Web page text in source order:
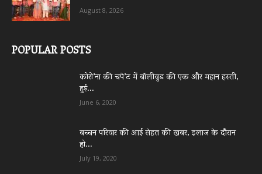
August 8, 2026
POPULAR POSTS
कोरो’ना की चपे’ट में बॉलीवुड की एक और महान हस्ती,
हुई...
June 6, 2020
बच्चन परिवार की आई सेहत की खबर, इलाज के दौरान
हो...
July 19, 2020